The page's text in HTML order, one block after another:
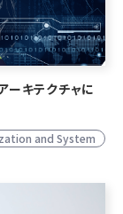
ーキテクチャに
and System